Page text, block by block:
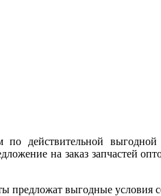
действительной
на заказ запчастей
выгодные условия